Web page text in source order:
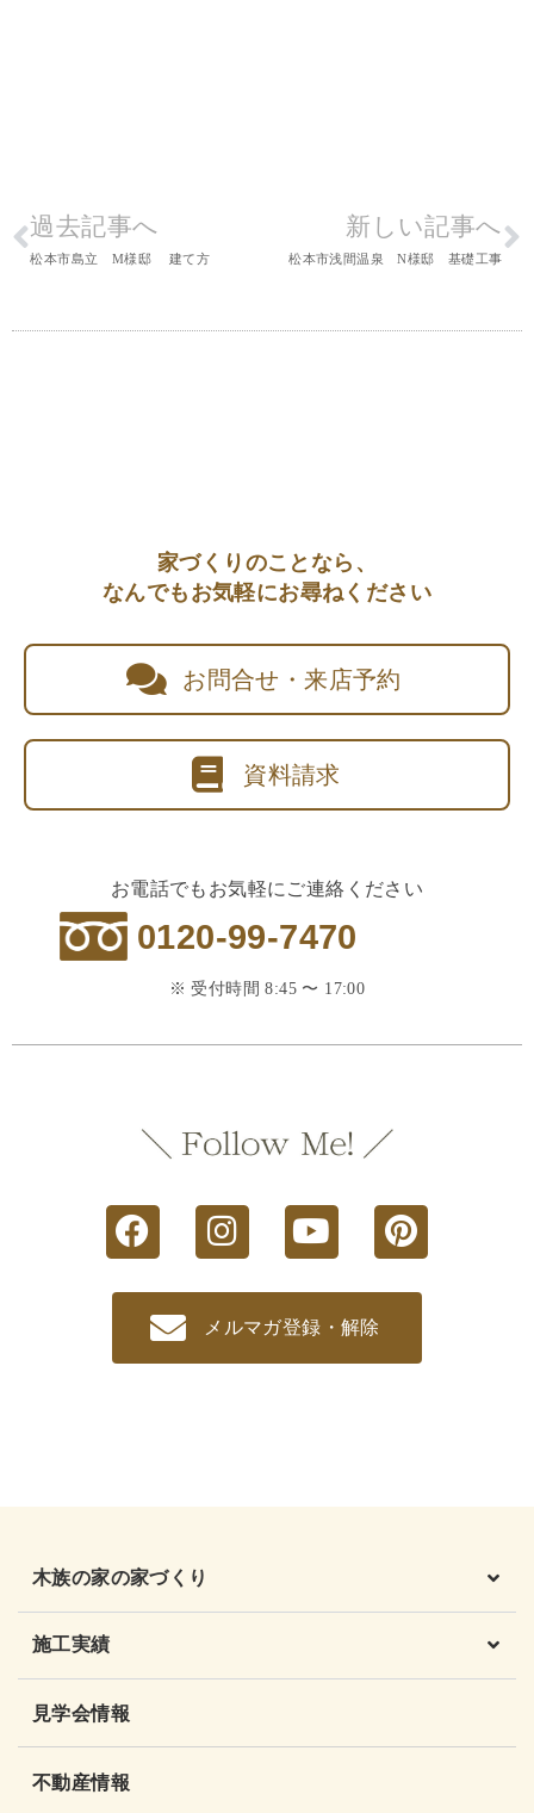
過去記事へ
松本市島立 M様邸 建て方
新しい記事へ
松本市浅間温泉 N様邸 基礎工事
家づくりのことなら、
なんでもお気軽にお尋ねください
お問合せ・来店予約
資料請求
お電話でもお気軽にご連絡ください
0120-99-7470
※ 受付時間 8:45 〜 17:00
メルマガ登録・解除
木族の家の家づくり
施工実績
見学会情報
不動産情報